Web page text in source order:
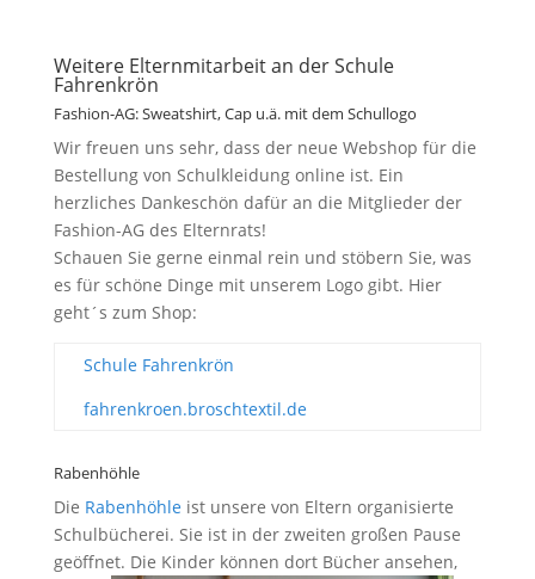
Weitere Elternmitarbeit an der Schule
Fahrenkrön
Fashion-AG: Sweatshirt, Cap u.ä. mit dem Schullogo
Wir freuen uns sehr, dass der neue Webshop für die
Bestellung von Schulkleidung online ist. Ein
herzliches Dankeschön dafür an die Mitglieder der
Fashion-AG des Elternrats!
Schauen Sie gerne einmal rein und stöbern Sie, was
es für schöne Dinge mit unserem Logo gibt. Hier
geht´s zum Shop:
Schule Fahrenkrön
fahrenkroen.broschtextil.de
Rabenhöhle
Die Rabenhöhleist unsere von Eltern organisierte
Schulbücherei. Sie ist in der zweiten großen Pause
geöffnet. Die Kinder können dort Bücher ansehen,